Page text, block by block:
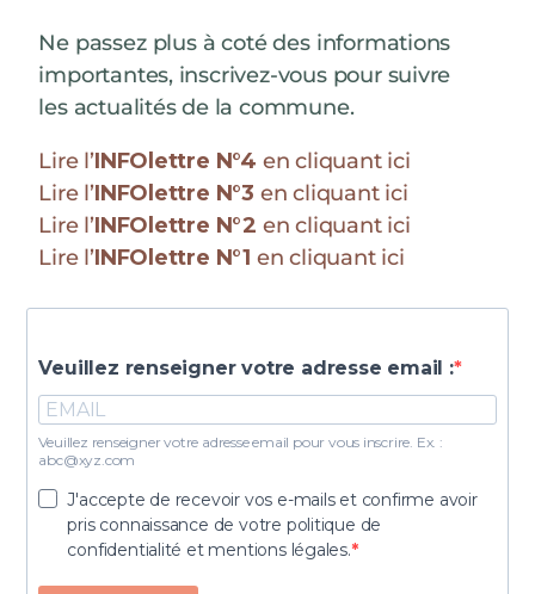
Ne passez plus à coté des informations
importantes, inscrivez-vous pour suivre
les actualités de la commune.
Lire l’INFOlettre N°4 en cliquant ici
Lire l’INFOlettre N°3 en cliquant ici
Lire l’INFOlettre N°2 en cliquant ici
Lire l’INFOlettre N°1 en cliquant ici
Veuillez renseigner votre adresse email :
Veuillez renseigner votre adresse email pour vous inscrire. Ex. :
abc@xyz.com
J'accepte de recevoir vos e-mails et confirme avoir
pris connaissance de votre politique de
confidentialité et mentions légales.